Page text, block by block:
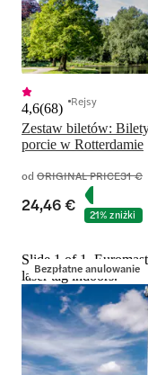
Zestaw biletów:
porcie w Rotterdamie
4,6(68) Rejsy
od ORIGINAL PRICE31 €
24,46 € 21% zniżki
Bezpłatne anulowanie
Slide 1 of 1,
laser tag indoors.